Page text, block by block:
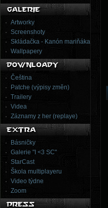
Artworky
Screenshoty
Skládačka - Kanón mariňáka
Wallpapery
Čeština
Patche (výpisy změn)
Trailery
Videa
Záznamy z her (replaye)
Básničky
Galerie "I <3 SC"
StarCast
Škola multiplayeru
Video týdne
Zoom